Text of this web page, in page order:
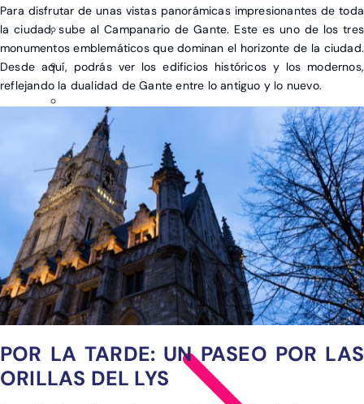
Para disfrutar de unas vistas panorámicas impresionantes de toda
la ciudad, sube al Campanario de Gante. Este es uno de los tres
monumentos emblemáticos que dominan el horizonte de la ciudad.
Desde aquí, podrás ver los edificios históricos y los modernos,
reflejando la dualidad de Gante entre lo antiguo y lo nuevo.
POR LA TARDE: UN PASEO POR LAS
ORILLAS DEL LYS